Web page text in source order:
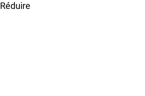
Réduire